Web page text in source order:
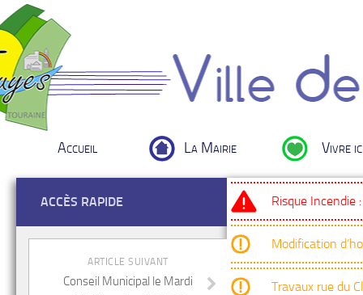
Accueil La Mairie Vivre
Risque Incendie
Modification
Travaux rue du
ACCÈS RAPIDE
ARTICLE SUIVANT
Conseil Municipal le Mardi